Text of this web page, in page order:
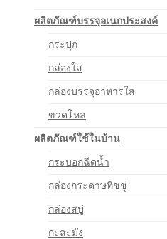
ผลิตภัณฑ์บรรจุอเนกประสงค์
กระปุก
กล่องใส
กล่องบรรจุอาหารใส
ขวดโหล
ผลิตภัณฑ์ใช้ในบ้าน
กระบอกฉีดน้ำ
กล่องกระดาษทิชชู่
กล่องสบู่
กะละมัง